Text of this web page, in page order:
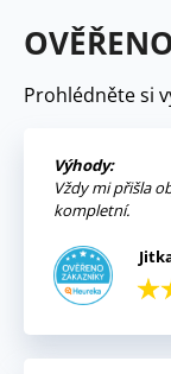
Prohlédněte si
Výhody:
Vždy mi přišla
kompletní.